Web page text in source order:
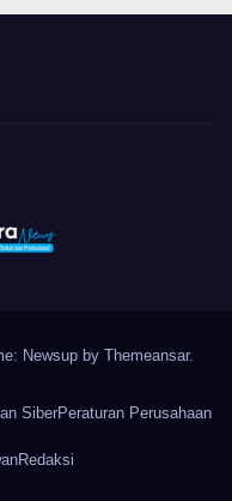
Newsup by Themeansar.
SiberPeraturan Perusahaan
Redaksi